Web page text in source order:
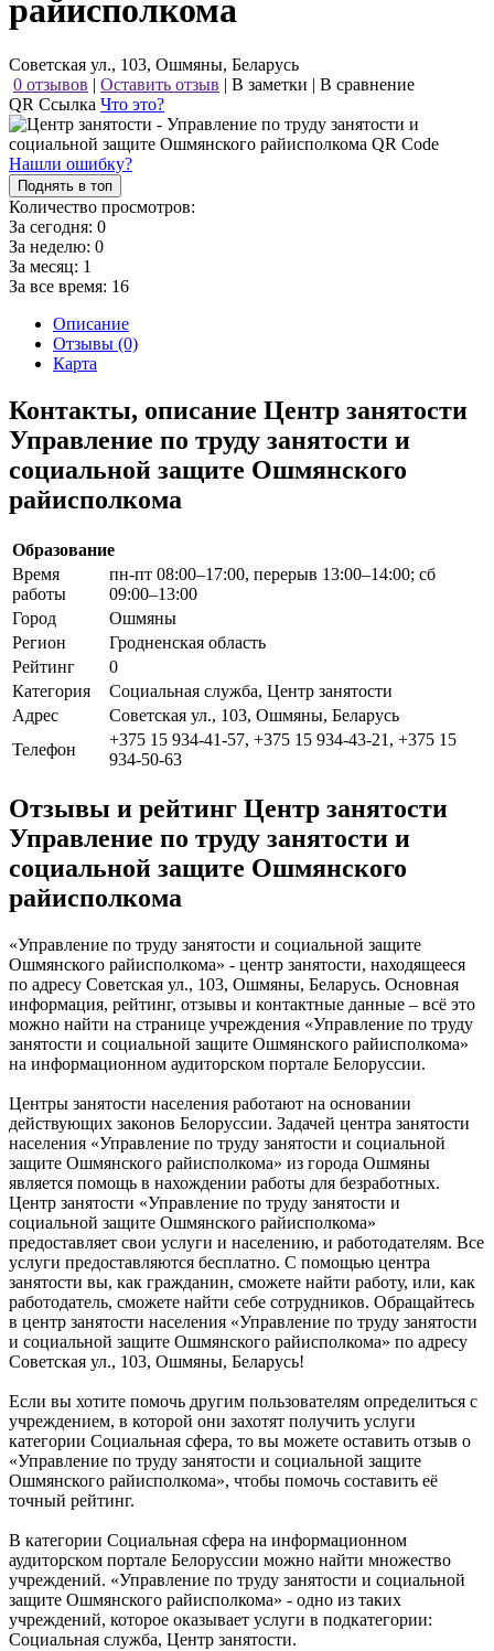
райисполкома
Советская ул., 103, Ошмяны, Беларусь
0 отзывов | Оставить отзыв | В заметки | В сравнение
QR Ссылка Что это?
Нашли ошибку?
Поднять в топ
Количество просмотров:
За сегодня: 0
За неделю: 0
За месяц: 1
За все время: 16
Описание
Отзывы (0)
Карта
Контакты, описание Центр занятости
Управление по труду занятости и
социальной защите Ошмянского
райисполкома
Образование
Время
работы
пн-пт 08:00–17:00, перерыв 13:00–14:00; сб
09:00–13:00
Город
Ошмяны
Регион
Гродненская область
Рейтинг
0
Категория
Социальная служба, Центр занятости
Адрес
Советская ул., 103, Ошмяны, Беларусь
Телефон
+375 15 934-41-57, +375 15 934-43-21, +375 15
934-50-63
Отзывы и рейтинг Центр занятости
Управление по труду занятости и
социальной защите Ошмянского
райисполкома
«Управление по труду занятости и социальной защите
Ошмянского райисполкома» - центр занятости, находящееся
по адресу Советская ул., 103, Ошмяны, Беларусь. Основная
информация, рейтинг, отзывы и контактные данные – всё это
можно найти на странице учреждения «Управление по труду
занятости и социальной защите Ошмянского райисполкома»
на информационном аудиторском портале Белоруссии.
Центры занятости населения работают на основании
действующих законов Белоруссии. Задачей центра занятости
населения «Управление по труду занятости и социальной
защите Ошмянского райисполкома» из города Ошмяны
является помощь в нахождении работы для безработных.
Центр занятости «Управление по труду занятости и
социальной защите Ошмянского райисполкома»
предоставляет свои услуги и населению, и работодателям. Все
услуги предоставляются бесплатно. С помощью центра
занятости вы, как гражданин, сможете найти работу, или, как
работодатель, сможете найти себе сотрудников. Обращайтесь
в центр занятости населения «Управление по труду занятости
и социальной защите Ошмянского райисполкома» по адресу
Советская ул., 103, Ошмяны, Беларусь!
Если вы хотите помочь другим пользователям определиться с
учреждением, в которой они захотят получить услуги
категории Социальная сфера, то вы можете оставить отзыв о
«Управление по труду занятости и социальной защите
Ошмянского райисполкома», чтобы помочь составить её
точный рейтинг.
В категории Социальная сфера на информационном
аудиторском портале Белоруссии можно найти множество
учреждений. «Управление по труду занятости и социальной
защите Ошмянского райисполкома» - одно из таких
учреждений, которое оказывает услуги в подкатегории:
Социальная служба, Центр занятости.